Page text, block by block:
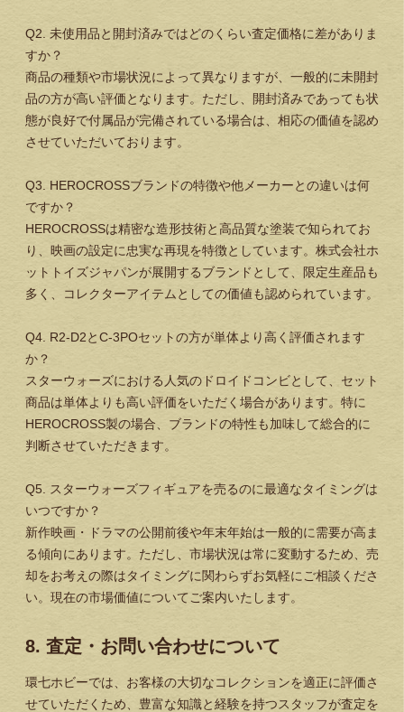
Q2. 未使用品と開封済みではどのくらい査定価格に差がありま
すか？
商品の種類や市場状況によって異なりますが、一般的に未開封
品の方が高い評価となります。ただし、開封済みであっても状
態が良好で付属品が完備されている場合は、相応の価値を認め
させていただいております。
Q3. HEROCROSSブランドの特徴や他メーカーとの違いは何
ですか？
HEROCROSSは精密な造形技術と高品質な塗装で知られてお
り、映画の設定に忠実な再現を特徴としています。株式会社ホ
ットトイズジャパンが展開するブランドとして、限定生産品も
多く、コレクターアイテムとしての価値も認められています。
Q4. R2-D2とC-3POセットの方が単体より高く評価されます
か？
スターウォーズにおける人気のドロイドコンビとして、セット
商品は単体よりも高い評価をいただく場合があります。特に
HEROCROSS製の場合、ブランドの特性も加味して総合的に
判断させていただきます。
Q5. スターウォーズフィギュアを売るのに最適なタイミングは
いつですか？
新作映画・ドラマの公開前後や年末年始は一般的に需要が高ま
る傾向にあります。ただし、市場状況は常に変動するため、売
却をお考えの際はタイミングに関わらずお気軽にご相談くださ
い。現在の市場価値についてご案内いたします。
8. 査定・お問い合わせについて
環七ホビーでは、お客様の大切なコレクションを適正に評価さ
せていただくため、豊富な知識と経験を持つスタッフが査定を